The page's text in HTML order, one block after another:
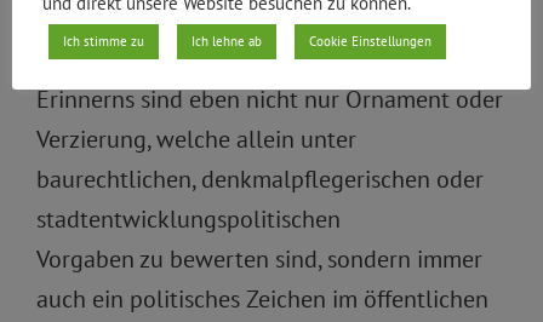
am Bau oder im öffentlichen Raum und mehr
noch jede Form öffentlichen Gedenkens oder
Erinnerns sind eben nicht nur Ornament oder
Verzierung, welche allein unter
baurechtlichen, denkmalpflegerischen oder
stadtentwicklungspolitischen
Vorgaben zu bewerten sind, sondern immer
auch ein politisches Zeichen im öffentlichen
Ich stimme zu Ich lehne ab Cookie Einstellungen